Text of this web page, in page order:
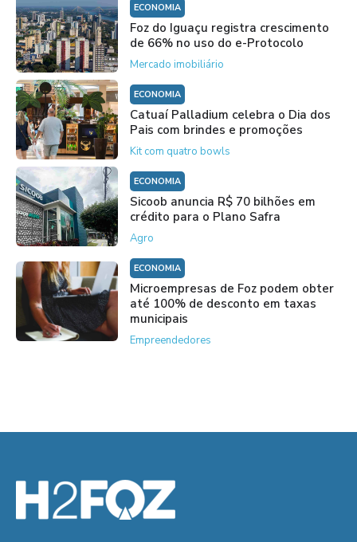
ECONOMIA
Foz do Iguaçu registra crescimento
de 66% no uso do e-Protocolo
Mercado imobiliário
ECONOMIA
Catuaí Palladium celebra o Dia dos
Pais com brindes e promoções
Kit com quatro bowls
ECONOMIA
Sicoob anuncia R$ 70 bilhões em
crédito para o Plano Safra
Agro
ECONOMIA
Microempresas de Foz podem obter
até 100% de desconto em taxas
municipais
Empreendedores